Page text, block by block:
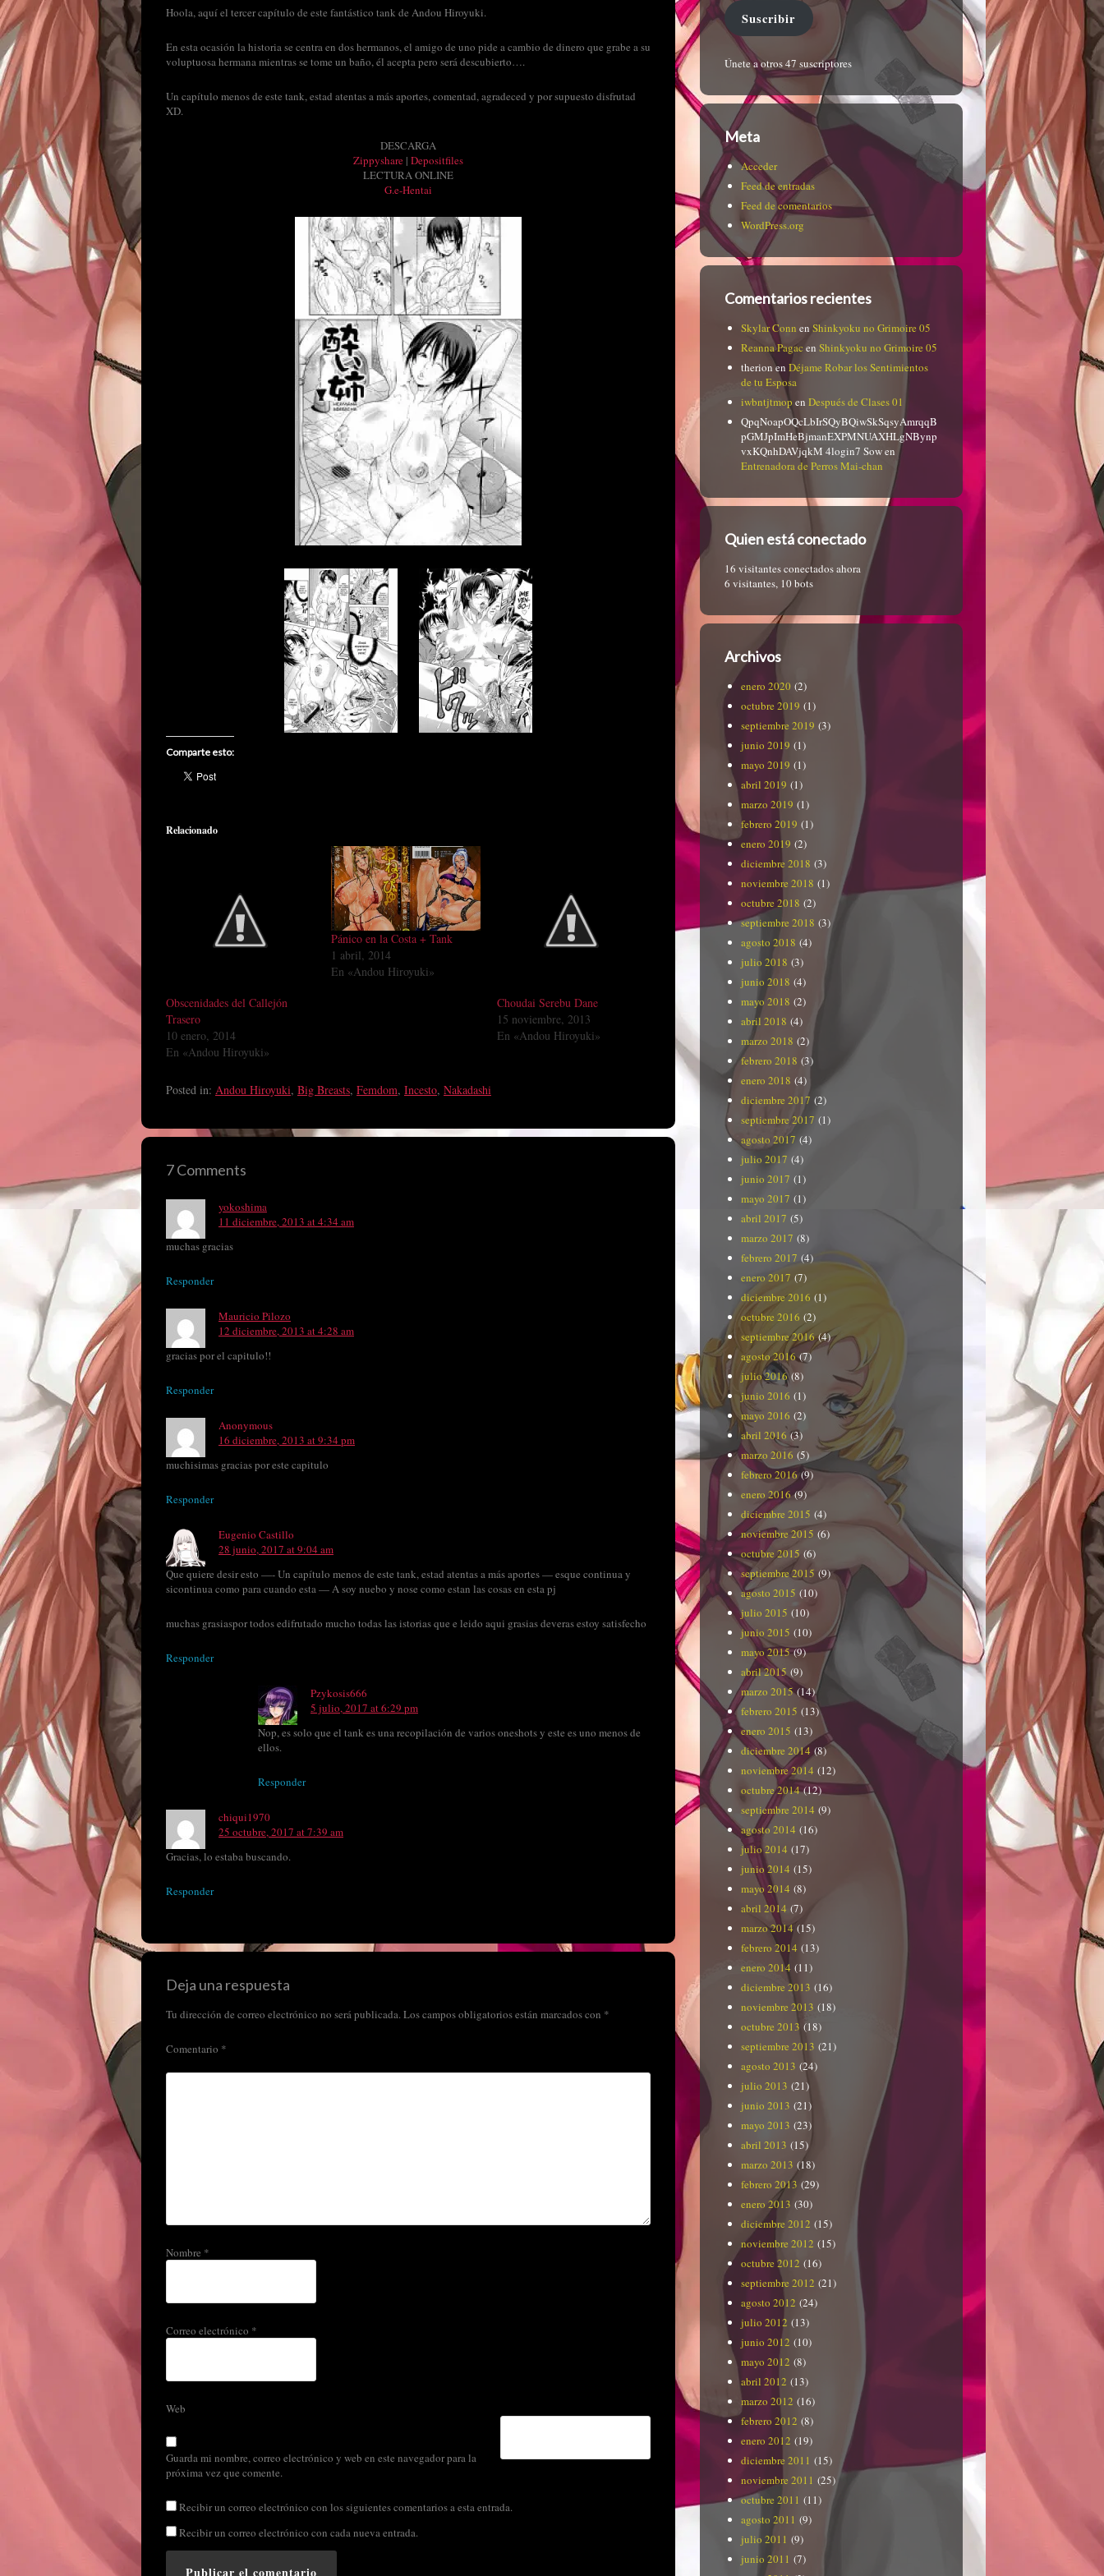
Hoola, aquí el tercer capítulo de este fantástico tank de Andou Hiroyuki.
En esta ocasión la historia se centra en dos hermanos, el amigo de uno pide a cambio de dinero que grabe a su
voluptuosa hermana mientras se tome un baño, él acepta pero será descubierto….
Un capítulo menos de este tank, estad atentas a más aportes, comentad, agradeced y por supuesto disfrutad
XD.
DESCARGA
Zippyshare | Depositfiles
LECTURA ONLINE
G.e-Hentai
Comparte esto:
Relacionado
Obscenidades del Callejón
Trasero
10 enero, 2014
En «Andou Hiroyuki»
Pánico en la Costa + Tank
1 abril, 2014
En «Andou Hiroyuki»
Choudai Serebu Dane
15 noviembre, 2013
En «Andou Hiroyuki»
Posted in: Andou Hiroyuki, Big Breasts, Femdom, Incesto, Nakadashi
7 Comments
yokoshima
11 diciembre, 2013 at 4:34 am
muchas gracias
Responder
Mauricio Pilozo
12 diciembre, 2013 at 4:28 am
gracias por el capitulo!!
Responder
Anonymous
16 diciembre, 2013 at 9:34 pm
muchisimas gracias por este capitulo
Responder
Eugenio Castillo
28 junio, 2017 at 9:04 am
Que quiere desir esto —- Un capítulo menos de este tank, estad atentas a más aportes — esque continua y
sicontinua como para cuando esta — A soy nuebo y nose como estan las cosas en esta pj
muchas grasiaspor todos edifrutado mucho todas las istorias que e leido aqui grasias deveras estoy satisfecho
Responder
Pzykosis666
5 julio, 2017 at 6:29 pm
Nop, es solo que el tank es una recopilación de varios oneshots y este es uno menos de
ellos.
Responder
chiqui1970
25 octubre, 2017 at 7:39 am
Gracias, lo estaba buscando.
Responder
Deja una respuesta
Tu dirección de correo electrónico no será publicada.Los campos obligatorios están marcados con *
Comentario *
Nombre *
Correo electrónico *
Web
Guarda mi nombre, correo electrónico y web en este navegador para la
próxima vez que comente.
Recibir un correo electrónico con los siguientes comentarios a esta entrada.
Recibir un correo electrónico con cada nueva entrada.
Suscribir
Únete a otros 47 suscriptores
Meta
Acceder
Feed de entradas
Feed de comentarios
WordPress.org
Comentarios recientes
Skylar Conn en Shinkyoku no Grimoire 05
Reanna Pagac en Shinkyoku no Grimoire 05
therionen Déjame Robar los Sentimientos
de tu Esposa
iwbntjtmop en Después de Clases 01
QpqNoapOQcLbIrSQyBQiwSkSqsyAmrqqB
pGMJpImHeBjmanEXPMNUAXHLgNBynp
vxKQnhDAVjqkM 4login7 Sowen
Entrenadora de Perros Mai-chan
Quien está conectado
16 visitantes conectados ahora
6 visitantes, 10 bots
Archivos
enero 2020 (2)
octubre 2019 (1)
septiembre 2019 (3)
junio 2019 (1)
mayo 2019 (1)
abril 2019 (1)
marzo 2019 (1)
febrero 2019 (1)
enero 2019 (2)
diciembre 2018 (3)
noviembre 2018 (1)
octubre 2018 (2)
septiembre 2018 (3)
agosto 2018 (4)
julio 2018 (3)
junio 2018 (4)
mayo 2018 (2)
abril 2018 (4)
marzo 2018 (2)
febrero 2018 (3)
enero 2018 (4)
diciembre 2017 (2)
septiembre 2017 (1)
agosto 2017 (4)
julio 2017 (4)
junio 2017 (1)
mayo 2017 (1)
abril 2017 (5)
marzo 2017 (8)
febrero 2017 (4)
enero 2017 (7)
diciembre 2016 (1)
octubre 2016 (2)
septiembre 2016(4)
agosto 2016(7)
julio 2016(8)
junio 2016 (1)
mayo 2016 (2)
abril 2016 (3)
marzo 2016 (5)
febrero 2016(9)
enero 2016(9)
diciembre 2015 (4)
noviembre 2015 (6)
octubre 2015 (6)
septiembre 2015 (9)
agosto 2015 (10)
julio 2015 (10)
junio 2015 (10)
mayo 2015(9)
abril 2015 (9)
marzo 2015(14)
febrero 2015 (13)
enero 2015 (13)
diciembre 2014 (8)
noviembre 2014 (12)
octubre 2014(12)
septiembre 2014 (9)
agosto 2014 (16)
julio 2014 (17)
junio 2014 (15)
mayo 2014 (8)
abril 2014 (7)
marzo 2014 (15)
febrero 2014 (13)
enero 2014 (11)
diciembre 2013 (16)
noviembre 2013 (18)
octubre 2013 (18)
septiembre 2013 (21)
agosto 2013 (24)
julio 2013 (21)
junio 2013 (21)
mayo 2013 (23)
abril 2013 (15)
marzo 2013 (18)
febrero 2013 (29)
enero 2013 (30)
diciembre 2012 (15)
noviembre 2012 (15)
octubre 2012 (16)
septiembre 2012 (21)
agosto 2012 (24)
julio 2012 (13)
junio 2012 (10)
mayo 2012 (8)
abril 2012 (13)
marzo 2012 (16)
febrero 2012 (8)
enero 2012 (19)
diciembre 2011 (15)
noviembre 2011 (25)
octubre 2011 (11)
agosto 2011 (9)
julio 2011 (9)
junio 2011 (7)